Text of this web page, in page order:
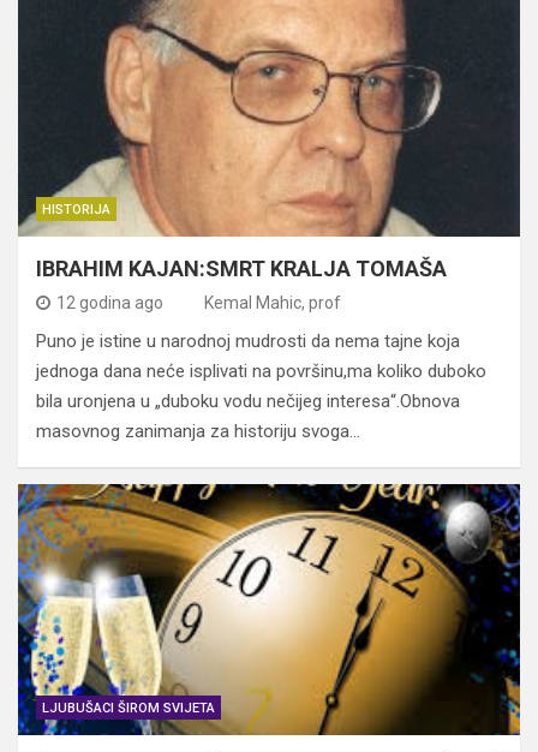
HISTORIJA
IBRAHIM KAJAN:SMRT KRALJA TOMAŠA
12 godina ago Kemal Mahic, prof
Puno je istine u narodnoj mudrosti da nema tajne koja
jednoga dana neće isplivati na površinu,ma koliko duboko
bila uronjena u „duboku vodu nečijeg interesa“.Obnova
masovnog zanimanja za historiju svoga…
LJUBUŠACI ŠIROM SVIJETA